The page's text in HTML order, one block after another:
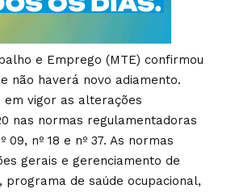
e Emprego (MTE) confirmou
não haverá novo adiamento.
vigor as alterações
nas normas regulamentadoras
09, nº 18 e nº 37. As normas
gerais e gerenciamento de
programa de saúde ocupacional,